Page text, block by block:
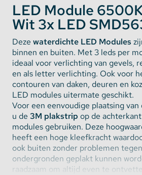
LED Module
Wit 3x LED
Deze waterdichte LED Modules
binnen en buiten. Met 3 leds per
ideaal voor verlichting van gevels,
en als letter verlichting. Ook voor
contouren van daken, deuren en
LED modules uitermate geschikt.
Voor een eenvoudige plaatsing van
u de 3M plakstrip op de
modules gebruiken. Deze
heeft een hoge kleefkracht
ook buiten zonder problemen
ondergronden geplakt kunnen
raadzaam om altijd even te